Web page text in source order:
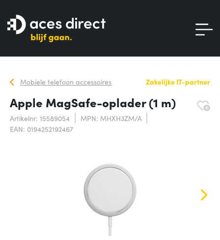
Mobiele telefoon accessoires Zakelijke IT-partner
Apple MagSafe-oplader (1 m)
Artikelnr: 15589054
MPN: MHXH3ZM/A
EAN: 0194252192467